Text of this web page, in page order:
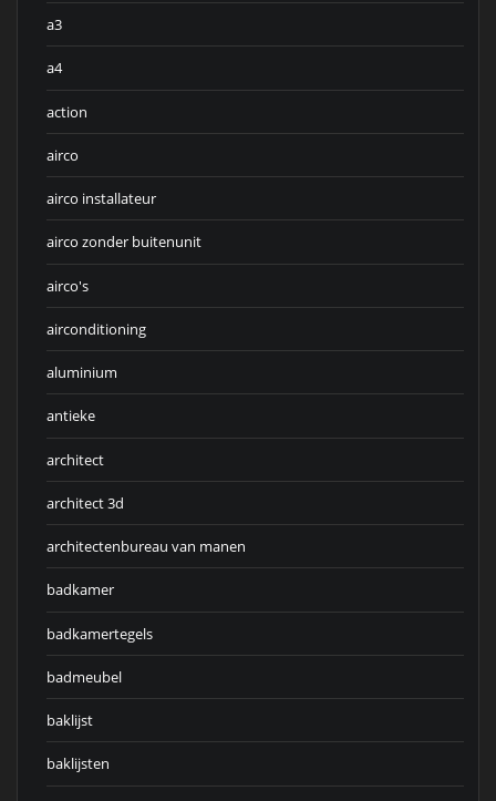
a3
a4
action
airco
airco installateur
airco zonder buitenunit
airco's
airconditioning
aluminium
antieke
architect
architect 3d
architectenbureau van manen
badkamer
badkamertegels
badmeubel
baklijst
baklijsten